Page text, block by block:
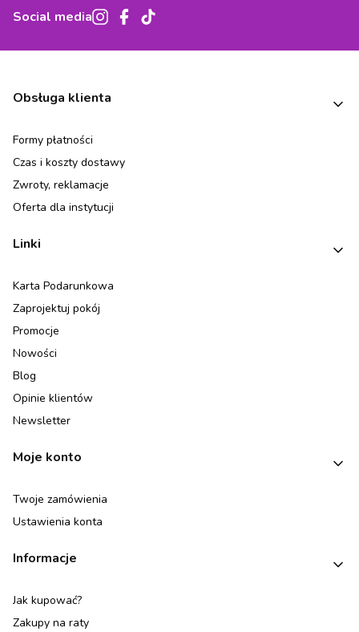
Social media
Linki w stopce
Obsługa klienta
Formy płatności
Czas i koszty dostawy
Zwroty, reklamacje
Oferta dla instytucji
Linki
Karta Podarunkowa
Zaprojektuj pokój
Promocje
Nowości
Blog
Opinie klientów
Newsletter
Moje konto
Twoje zamówienia
Ustawienia konta
Informacje
Jak kupować?
Zakupy na raty